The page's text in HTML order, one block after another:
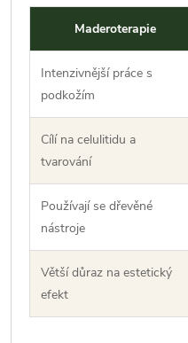
Maderoterapie
Intenzivnější práce s
podkožím
Cílí na celulitidu a
tvarování
Používají se dřevěné
nástroje
Větší důraz na estetický
efekt